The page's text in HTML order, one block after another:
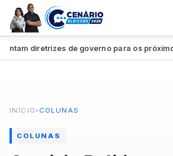
diretrizes de governo para os próximos
INÍCIO › COLUNAS
COLUNAS